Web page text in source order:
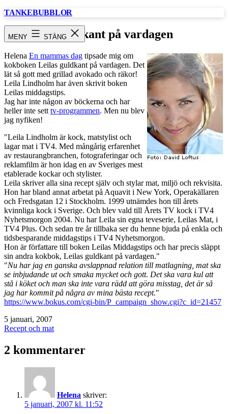
Hoppa
TANKEBUBBLOR
MENY STÄNGGuldkant på vardagen
Helena En mammas dag tipsade mig om
kokboken Leilas guldkant på vardagen. Det
lät så gott med grillad avokado och räkor!
Leila Lindholm har även skrivit boken
Leilas middagstips.
Jag har inte någon av böckerna och har
heller inte sett tv-programmen. Men nu blev
jag nyfiken!
"Leila Lindholm är kock, matstylist och
lagar mat i TV4. Med mångårig erfarenhet
av restaurangbranchen, fotograferingar och
reklamfilm är hon idag en av Sveriges mest
etablerade kockar och stylister.
Leila skriver alla sina recept själv och stylar mat, miljö och rekvisita.
Hon har bland annat arbetat på Aquavit i New York, Operakällaren
och Fredsgatan 12 i Stockholm. 1999 utnämdes hon till årets
kvinnliga kock i Sverige. Och blev vald till Årets TV kock i TV4
Nyhetsmorgon 2004. Nu har Leila sin egna teveserie, Leilas Mat, i
TV4 Plus. Och sedan tre år tillbaka ser du henne bjuda på enkla och
tidsbesparande middagstips i TV4 Nyhetsmorgon.
Hon är författare till boken Leilas Middagstips och har precis släppt
sin andra kokbok, Leilas guldkant på vardagen."
"Nu har jag en ganska avslappnad relation till matlagning, mat ska
se inbjudande ut och smaka mycket och gott. Det ska vara kul att
stå i köket och man ska inte vara rädd att göra misstag, det är så
jag har kommit på några av mina bästa recept."
https://www.bokus.com/cgi-bin/P_campaign_show.cgi?c_id=21457
Publicerat
den
5 januari, 2007
Kategoriserat
Recept och mat
2 kommentarer
Helena skriver:
5 januari, 2007 kl. 11:52